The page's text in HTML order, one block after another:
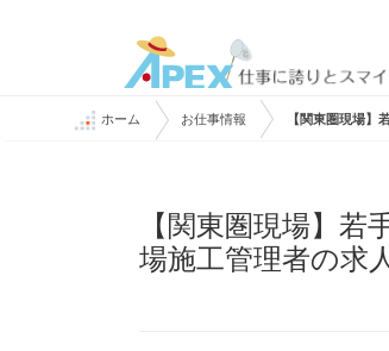
ホーム お仕事情報 【関東圏現場
【関東圏現場】
場施工管理者の求